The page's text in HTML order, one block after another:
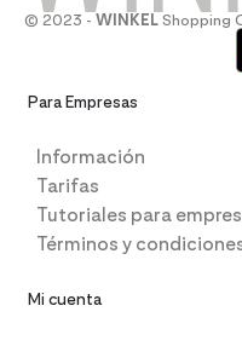
© 2023 - WINKEL Shopping
Para Empresas
Información
Tarifas
Tutoriales para
Términos y
Mi cuenta